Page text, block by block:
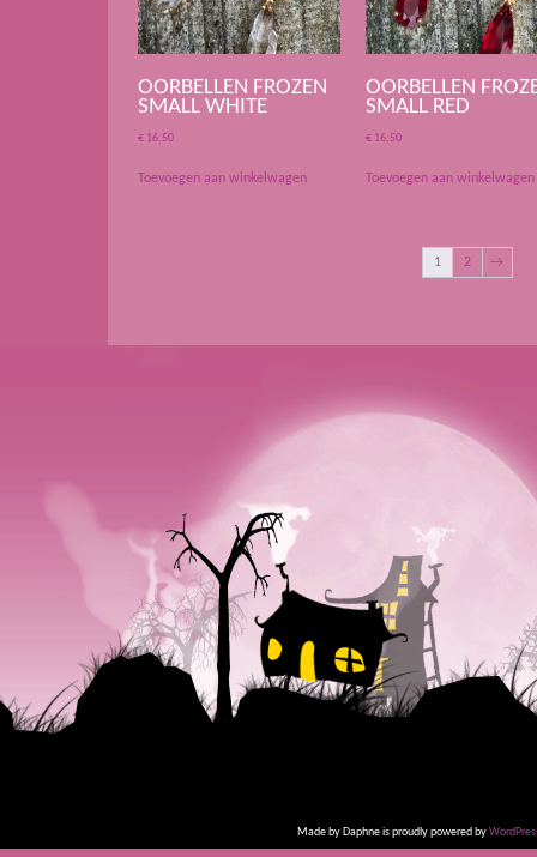
OORBELLEN FROZEN
SMALL WHITE
€ 16,50
Toevoegen aan winkelwagen
OORBELLEN
SMALL RED
€ 16,50
Toevoegen aan winkelwagen
1 2 →
Made by Daphne is proudly powered by